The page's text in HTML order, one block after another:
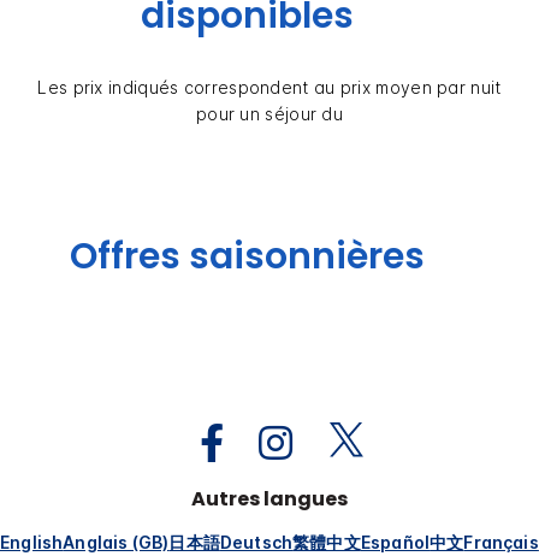
disponibles
Les prix indiqués correspondent au prix moyen par nuit
pour un séjour du
Offres saisonnières
Autres langues
EnglishAnglais (GB)日本語Deutsch繁體中文Español中文Français